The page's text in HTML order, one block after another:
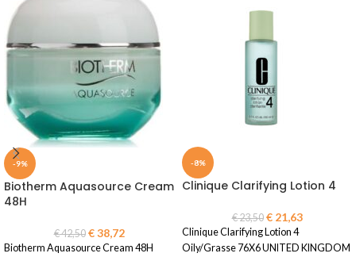
-9%
Biotherm Aquasource Cream
48H
€42,50 €38,72
Biotherm Aquasource Cream 48H
-8%
Clinique Clarifying Lotion 4
€23,50 €21,63
Clinique Clarifying Lotion 4
Oily/Grasse 76X6 UNITED KINGDOM